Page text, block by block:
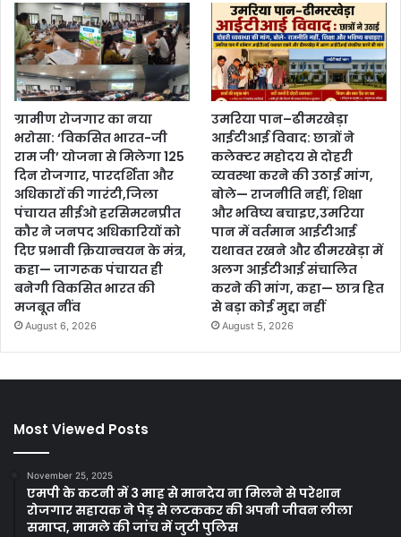
ग्रामीण रोजगार का नया
भरोसा: ‘विकसित भारत-जी
राम जी’ योजना से मिलेगा 125
दिन रोजगार, पारदर्शिता और
अधिकारों की गारंटी,जिला
पंचायत सीईओ हरसिमरनप्रीत
कौर ने जनपद अधिकारियों को
दिए प्रभावी क्रियान्वयन के मंत्र,
कहा— जागरूक पंचायत ही
बनेगी विकसित भारत की
मजबूत नींव
August 6, 2026
उमरिया पान–ढीमरखेड़ा
आईटीआई विवाद: छात्रों ने
कलेक्टर महोदय से दोहरी
व्यवस्था करने की उठाई मांग,
बोले— राजनीति नहीं, शिक्षा
और भविष्य बचाइए,उमरिया
पान में वर्तमान आईटीआई
यथावत रखने और ढीमरखेड़ा में
अलग आईटीआई संचालित
करने की मांग, कहा— छात्र हित
से बड़ा कोई मुद्दा नहीं
August 5, 2026
Most Viewed Posts
November 25, 2025
एमपी के कटनी में 3 माह से मानदेय ना मिलने से परेशान
रोजगार सहायक ने पेड़ से लटककर की अपनी जीवन लीला
समाप्त, मामले की जांच में जुटी पुलिस